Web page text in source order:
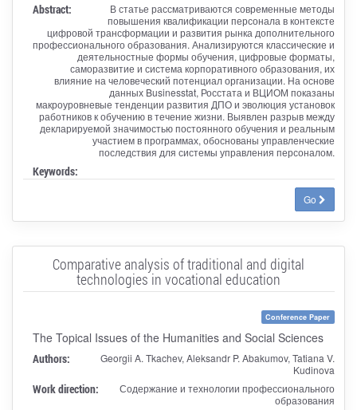
Abstract:
В статье рассматриваются современные методы
повышения квалификации персонала в контексте
цифровой трансформации и развития рынка дополнительного
профессионального образования. Анализируются классические и
деятельностные формы обучения, цифровые форматы,
саморазвитие и система корпоративного образования, их
влияние на человеческий потенциал организации. На основе
данных Businesstat, Росстата и ВЦИОМ показаны
макроуровневые тенденции развития ДПО и эволюция установок
работников к обучению в течение жизни. Выявлен разрыв между
декларируемой значимостью постоянного обучения и реальным
участием в программах, обоснованы управленческие
последствия для системы управления персоналом.
Keywords:
Go
Comparative analysis of traditional and digital
technologies in vocational education
Conference Paper
The Topical Issues of the Humanities and Social Sciences
Authors:
Georgii A. Tkachev, Aleksandr P. Abakumov, Tatiana V.
Kudinova
Work direction:
Содержание и технологии профессионального
образования